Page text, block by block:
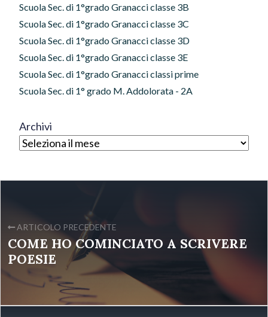
Scuola Sec. di 1°grado Granacci classe 3B
Scuola Sec. di 1°grado Granacci classe 3C
Scuola Sec. di 1°grado Granacci classe 3D
Scuola Sec. di 1°grado Granacci classe 3E
Scuola Sec. di 1°grado Granacci classi prime
Scuola Sec. di 1° grado M. Addolorata - 2A
Archivi
ARTICOLO PRECEDENTE
COME HO COMINCIATO A SCRIVERE
POESIE